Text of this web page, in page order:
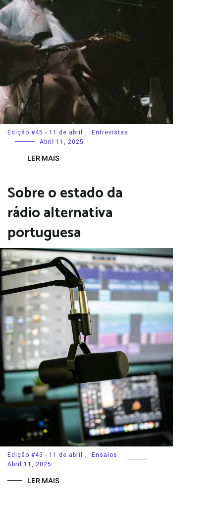
Edição #45 - 11 de abril ,
Entrevistas
Abril 11, 2025
LER MAIS
Sobre o estado da
rádio alternativa
portuguesa
Edição #45 - 11 de abril ,
Ensaios
Abril 11, 2025
LER MAIS